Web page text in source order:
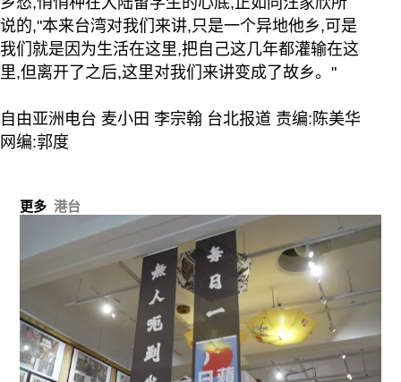
说的,"本来台湾对我们来讲,只是一个异地他乡,可是
我们就是因为生活在这里,把自己这几年都灌输在这
里,但离开了之后,这里对我们来讲变成了故乡。"
自由亚洲电台 麦小田 李宗翰 台北报道 责编:陈美华
网编:郭度
更多 港台